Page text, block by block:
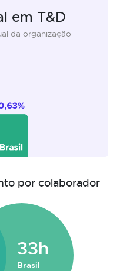
em T&D
da organização
por colaborador
33h
Brasil